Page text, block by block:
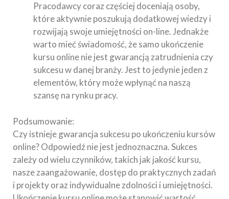
Pracodawcy coraz częściej doceniają osoby,
które aktywnie poszukują dodatkowej wiedzy i
rozwijają swoje umiejętności on-line. Jednakże
warto mieć świadomość, że samo ukończenie
kursu online nie jest gwarancją zatrudnienia czy
sukcesu w danej branży. Jest to jedynie jeden z
elementów, który może wpłynąć na naszą
szansę na rynku pracy.
Podsumowanie:
Czy istnieje gwarancja sukcesu po ukończeniu kursów
online? Odpowiedź nie jest jednoznaczna. Sukces
zależy od wielu czynników, takich jak jakość kursu,
nasze zaangażowanie, dostęp do praktycznych zadań
i projekty oraz indywidualne zdolności i umiejętności.